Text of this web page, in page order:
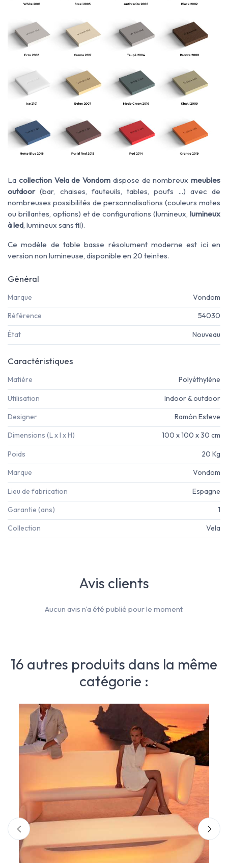
La collection Vela de Vondom dispose de nombreux meubles
outdoor(bar, chaises, fauteuils, tables, poufs ...) avec de
nombreuses possibilités de personnalisations (couleurs mates
ou brillantes, options) et de configurations (lumineux, lumineux
à led, lumineux sans fil).
Ce modèle de table basse résolument moderne est ici en
version non lumineuse, disponible en 20 teintes.
Général
Marque Vondom
Référence 54030
État Nouveau
Caractéristiques
Matière Polyéthylène
Utilisation Indoor & outdoor
Designer Ramón Esteve
Dimensions (L x l x H) 100 x 100 x 30 cm
Poids 20 Kg
Marque Vondom
Lieu de fabrication Espagne
Garantie (ans) 1
Collection Vela
Avis clients
Aucun avis n'a été publié pour le moment.
16 autres produits dans la même
catégorie :